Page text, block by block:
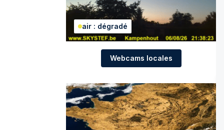
air : dégradé
Webcams locales